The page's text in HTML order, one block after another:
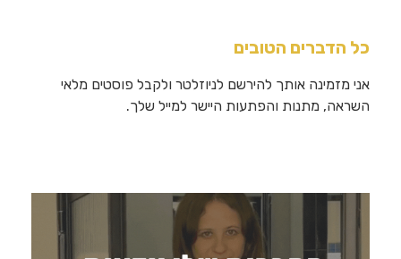
כל הדברים הטובים
אני מזמינה אותך להירשם לניוזלטר ולקבל פוסטים מלאי
השראה, מתנות והפתעות היישר למייל שלך.